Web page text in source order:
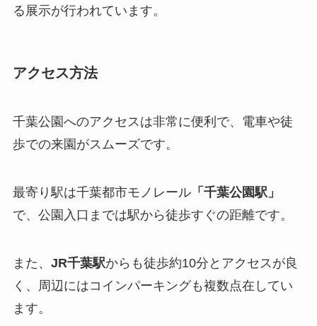
る展示が行われています。
アクセス方法
千葉公園へのアクセスは非常に便利で、電車や徒
歩での来園がスムーズです。
最寄り駅は千葉都市モノレール「千葉公園駅」
で、公園入口までは駅から徒歩すぐの距離です。
また、 JR千葉駅からも徒歩約10分とアクセスが良
く、周辺にはコインパーキングも複数点在してい
ます。